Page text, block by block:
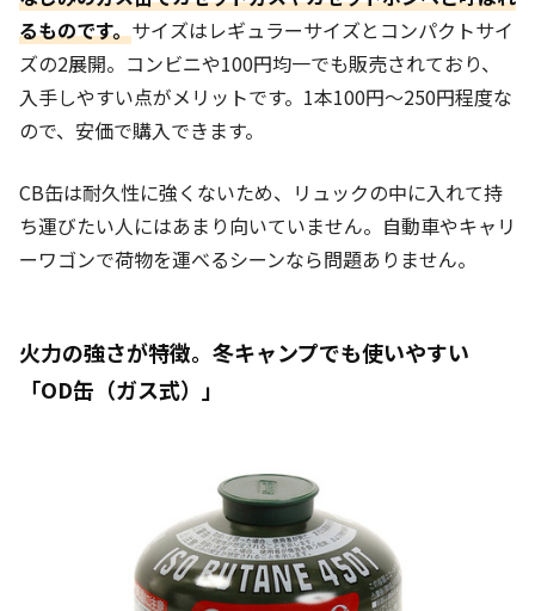
るものです。サイズはレギュラーサイズとコンパクトサイ
ズの2展開。コ ンビニや100円均一でも販売されており、
入手しやすい点がメリットです。1本100円〜250円程度な
ので、安価で購入できます。
CB缶は耐久性に強くないため、リュックの中に入れて持
ち運びたい人にはあまり向いていません。自動車やキャリ
ーワゴンで荷物を運べるシーンなら問題ありません。
火力の強さが特徴。冬キャンプでも使いやすい
「OD缶（ガス式） 」